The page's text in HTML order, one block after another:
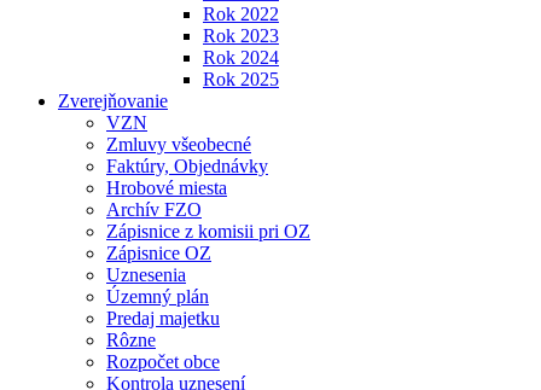
Rok 2022
Rok 2023
Rok 2024
Rok 2025
Zverejňovanie
VZN
Zmluvy všeobecné
Faktúry, Objednávky
Hrobové miesta
Archív FZO
Zápisnice z komisii pri OZ
Zápisnice OZ
Uznesenia
Územný plán
Predaj majetku
Rôzne
Rozpočet obce
Kontrola uznesení